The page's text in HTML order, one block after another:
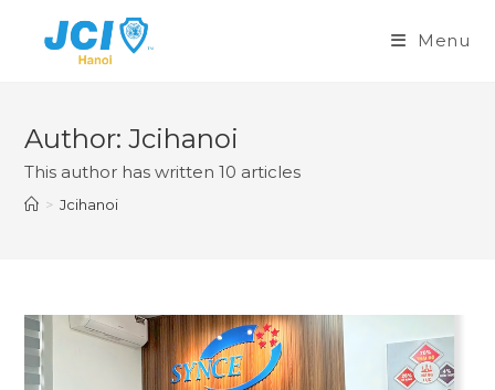
Menu
Author:Jcihanoi
This author has written 10 articles
> Jcihanoi